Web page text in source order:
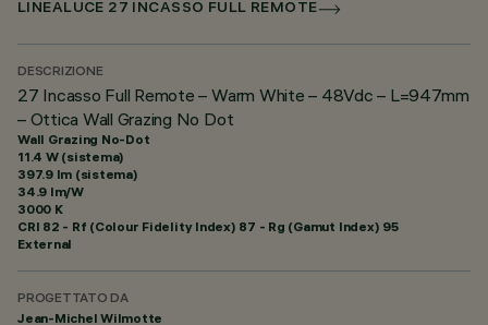
LINEALUCE 27 INCASSO FULL REMOTE
DESCRIZIONE
27 Incasso Full Remote – Warm White – 48Vdc – L=947mm
– Ottica Wall Grazing No Dot
Wall Grazing No-Dot
11.4 W (sistema)
397.9 lm (sistema)
34.9 lm/W
3000 K
CRI 82 - Rf (Colour Fidelity Index) 87 - Rg (Gamut Index) 95
External
PROGETTATO DA
Jean-Michel Wilmotte